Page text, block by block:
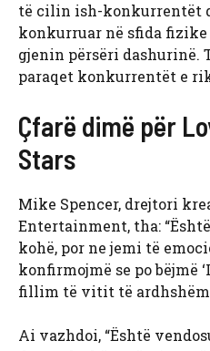
të cilin ish-konkurrentët
konkurruar në sfida
gjenin përsëri dashurinë.
paraqet konkurrentët e
Çfarë dimë për
Stars
Mike Spencer, drejtori
Entertainment, tha:
kohë, por ne jemi të
konfirmojmë se po bëjmë
fillim të vitit të ardhshëm
Ai vazhdoi, “Është